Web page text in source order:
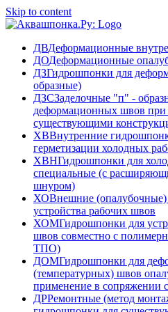
Skip to content
ДВДеформационные
ДОДеформационные
ДЗГидрошпонки для
образные)
ДЗСЗаделочные "п" -
деформационных швов при
существующими
ХВВнутренние
герметизации холодных
ХВНГидрошпонки для
специальные (с
шнуром)
ХОВнешние
устройства рабочих швов
ХОМГидрошпонки для
швов совместно с
ТПО)
ДОМГидрошпонки для
(температурных) швов
применение в
ДРРемонтные (метод